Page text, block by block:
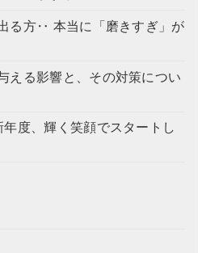
る方‥ 本当に「磨きすぎ」が
える影響と、その対策につい
年度、輝く笑顔でスタートし